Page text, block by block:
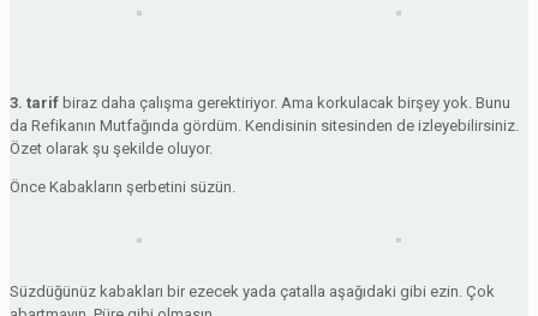
3. tarif biraz daha çalışma gerektiriyor. Ama korkulacak birşey yok. Bunu
da Refikanın Mutfağında gördüm. Kendisinin sitesinden de izleyebilirsiniz.
Özet olarak şu şekilde oluyor.
Önce Kabakların şerbetini süzün.
Süzdüğünüz kabakları bir ezecek yada çatalla aşağıdaki gibi ezin. Çok